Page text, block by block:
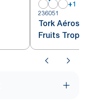
+1
236051
Tork
Fruits